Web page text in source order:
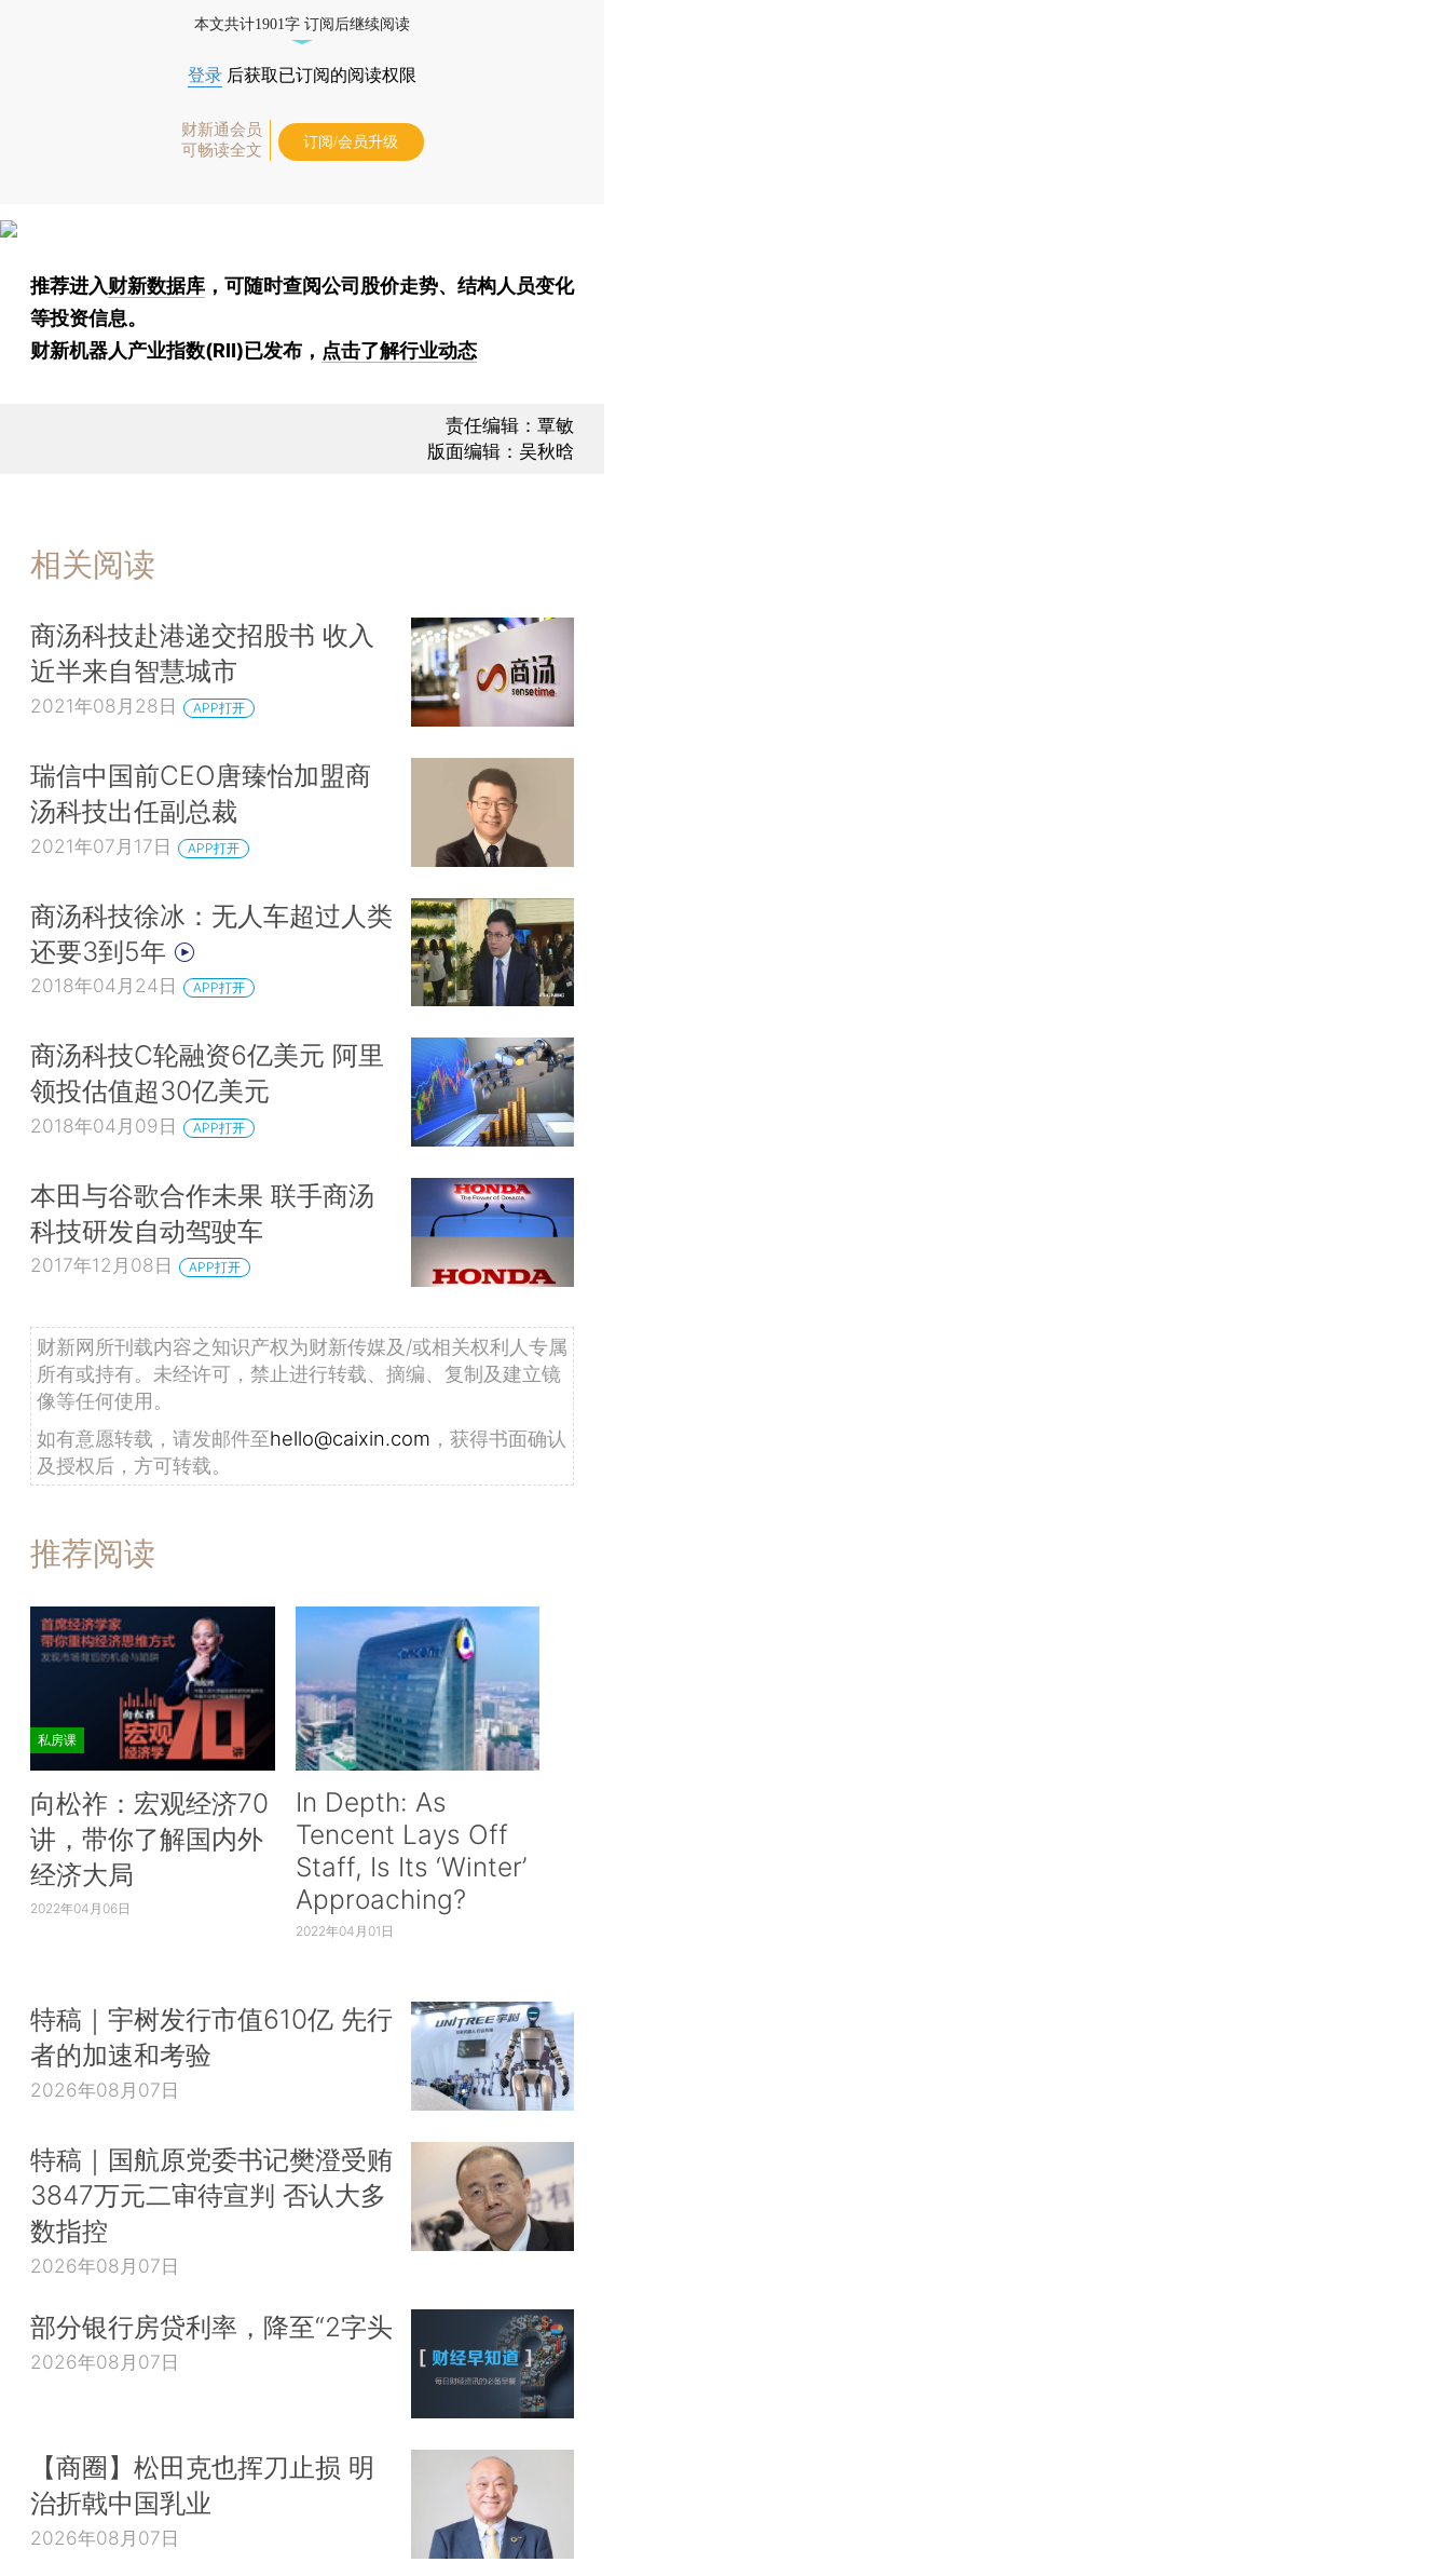
本文共计1901字 订阅后继续阅读
登录 后获取已订阅的阅读权限
财新通会员
可畅读全文
订阅/会员升级
推荐进入财新数据库 ，可随时查阅公司股价走势、结构人员变化
等投资信息。
财新机器人产业指数(RII)已发布， 点击了解行业动态
责任编辑：覃敏
版面编辑：吴秋晗
相关阅读
商汤科技赴港递交招股书 收入
近半来自智慧城市
2021年08月28日 APP打开
瑞信中国前CEO唐臻怡加盟商
汤科技出任副总裁
2021年07月17日 APP打开
商汤科技徐冰：无人车超过人类
还要3到5年
2018年04月24日 APP打开
商汤科技C轮融资6亿美元 阿里
领投估值超30亿美元
2018年04月09日 APP打开
本田与谷歌合作未果 联手商汤
科技研发自动驾驶车
2017年12月08日 APP打开
财新网所刊载内容之知识产权为财新传媒及/或相关权利人专属
所有或持有。未经许可，禁止进行转载、摘编、复制及建立镜
像等任何使用。
如有意愿转载，请发邮件至hello@caixin.com ，获得书面确认
及授权后，方可转载。
推荐阅读
私房课
向松祚：宏观经济70
讲，带你了解国内外
经济大局
2022年04月06日
In Depth: As
Tencent Lays Off
Staff, Is Its ‘Winter’
Approaching?
2022年04月01日
特稿｜宇树发行市值610亿 先行
者的加速和考验
2026年08月07日
特稿｜国航原党委书记樊澄受贿
3847万元二审待宣判 否认大多
数指控
2026年08月07日
部分银行房贷利率，降至“2字头
2026年08月07日
【商圈】松田克也挥刀止损 明
治折戟中国乳业
2026年08月07日